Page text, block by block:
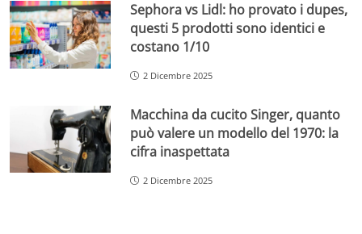
Sephora vs Lidl: ho provato i dupes,
questi 5 prodotti sono identici e
costano 1/10
2 Dicembre 2025
Macchina da cucito Singer, quanto
può valere un modello del 1970: la
cifra inaspettata
2 Dicembre 2025